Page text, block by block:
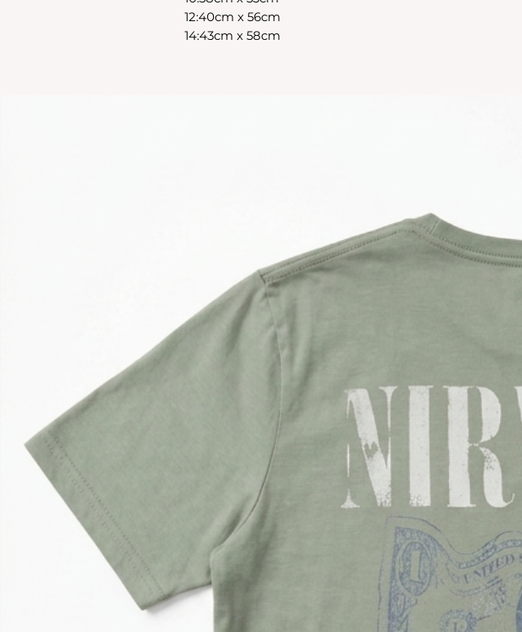
12:40cm x 56cm
14:43cm x 58cm